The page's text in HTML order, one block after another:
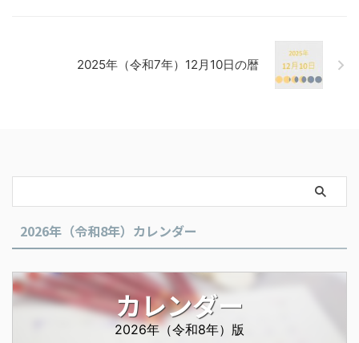
2025年（令和7年）12月10日の暦
2026年（令和8年）カレンダー
カレンダー
2026年（令和8年）版